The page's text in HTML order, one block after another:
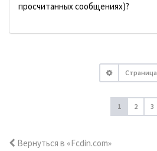
просчитанных сообщениях)?
Страница
1 2 3
Вернуться в «Fcdin.com»